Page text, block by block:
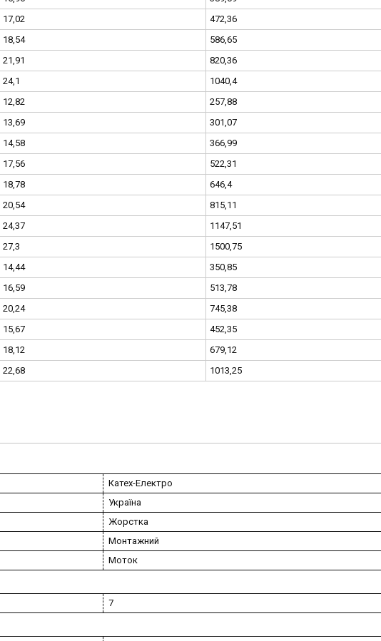
17,02
472,36
18,54
586,65
21,91
820,36
24,1
1040,4
12,82
257,88
13,69
301,07
14,58
366,99
17,56
522,31
18,78
646,4
20,54
815,11
24,37
1147,51
27,3
1500,75
14,44
350,85
16,59
513,78
20,24
745,38
15,67
452,35
18,12
679,12
22,68 1013,25
Катех-Електро
Україна
Жорстка
Монтажний
Моток
7